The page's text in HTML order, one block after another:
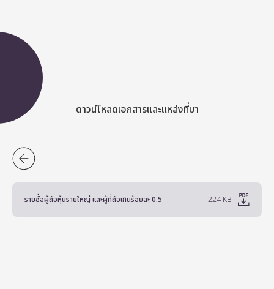
ดาวน์โหลดเอกสารและแหล่งที่มา
รายชื่อผู้ถือหุ้นรายใหญ่ และผู้ที่ถือเกินร้อยละ 0.5 224 KB